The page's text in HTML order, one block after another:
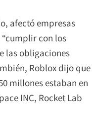
afectó empresas
con los
las obligaciones
Roblox dijo que
millones estaban en
INC, Rocket Lab